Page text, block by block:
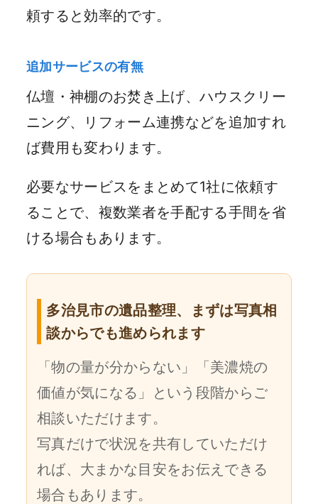
頼すると効率的です。
追加サービスの有無
仏壇・神棚のお焚き上げ、ハウスクリー
ニング、リフォーム連携などを追加すれ
ば費用も変わります。
必要なサービスをまとめて1社に依頼す
ることで、複数業者を手配する手間を省
ける場合もあります。
多治見市の遺品整理、まずは写真相
談からでも進められます
「物の量が分からない」「美濃焼の
価値が気になる」という段階からご
相談いただけます。
写真だけで状況を共有していただけ
れば、大まかな目安をお伝えできる
場合もあります。